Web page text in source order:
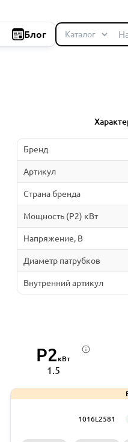
Блог
Бренд
Артикул
Страна бренда
Мощность (P2) кВт
Напряжение, В
Диаметр патрубков
Внутренний артикул
P2кВт
1.5
1016L2581